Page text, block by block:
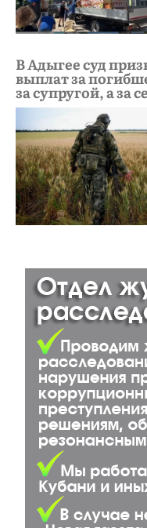
В Адыгее суд
выплат за
за супругой, а за